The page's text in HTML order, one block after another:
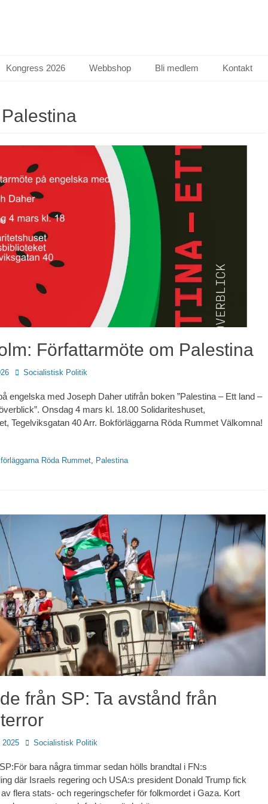
Kongress 2026 Webbshop Bli medlem Kontakt
Palestina
Författarmöte om Palestina
Författare
Socialistisk Politik
engelska med Joseph Daher utifrån boken ”Palestina – Ett land –
Onsdag 4 mars kl. 18.00 Solidariteshuset,
Tegelviksgatan 40 Arr. Bokförläggarna Röda Rummet Välkomna!
Röda Rummet Palestina
från SP: Ta avstånd från
2025 Författare
Socialistisk Politik
bara några timmar sedan hölls brandtal i FN:s
där Israels regering och USA:s president Donald Trump fick
flera stats- och regeringschefer för folkmordet i Gaza. Kort